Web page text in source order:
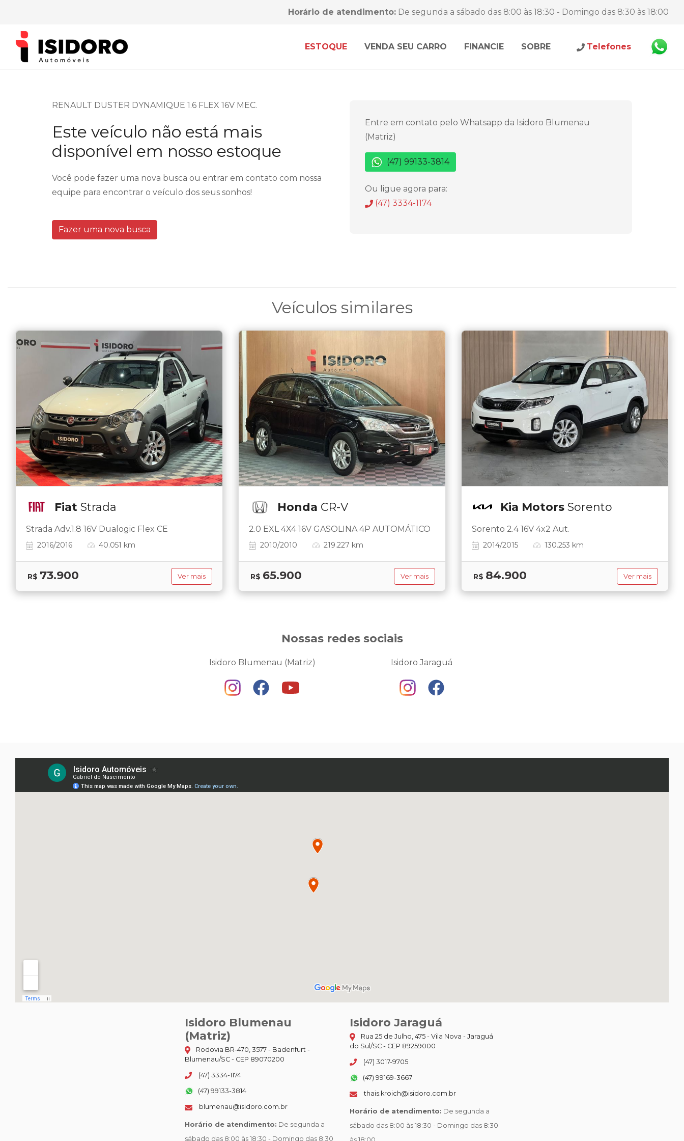
Horário de atendimento: De segunda a sábado das 8:00 às 18:30 - Domingo das 8:30 às 18:00
ESTOQUE VENDA SEU CARRO FINANCIE SOBRE Telefones
RENAULT DUSTER DYNAMIQUE 1.6 FLEX 16V MEC.
Este veículo não está mais
disponível em nosso estoque
Você pode fazer uma nova busca ou entrar em contato com nossa
equipe para encontrar o veículo dos seus sonhos!
Fazer uma nova busca
Entre em contato pelo Whatsapp da Isidoro Blumenau
(Matriz)
(47) 99133-3814
Ou ligue agora para:
(47) 3334-1174
Veículos similares
Fiat Strada
Strada Adv.1.8 16V Dualogic Flex CE
2016/2016 40.051 km
R$ 73.900 Ver mais
Honda CR-V
2.0 EXL 4X4 16V GASOLINA 4P AUTOMÁTICO
2010/2010 219.227 km
R$ 65.900 Ver mais
Kia Motors Sorento
Sorento 2.4 16V 4x2 Aut.
2014/2015 130.253 km
R$ 84.900 Ver mais
Nossas redes sociais
Isidoro Blumenau (Matriz) Isidoro Jaraguá
Isidoro Blumenau
(Matriz)
Rodovia BR-470, 3577 - Badenfurt -
Blumenau/SC - CEP 89070200
(47) 3334-1174
(47) 99133-3814
blumenau@isidoro.com.br
Horário de atendimento: De segunda a
sábado das 8:00 às 18:30 - Domingo das 8:30
Isidoro Jaraguá
Rua 25 de Julho, 475 - Vila Nova - Jaraguá
do Sul/SC - CEP 89259000
(47) 3017-9705
(47) 99169-3667
thais.kroich@isidoro.com.br
Horário de atendimento: De segunda a
sábado das 8:00 às 18:30 - Domingo das 8:30